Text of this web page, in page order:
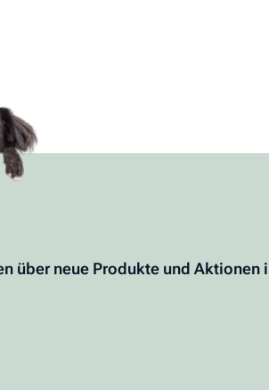
über neue Produkte und Aktionen